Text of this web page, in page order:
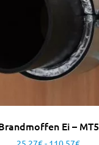
Ei – MT5